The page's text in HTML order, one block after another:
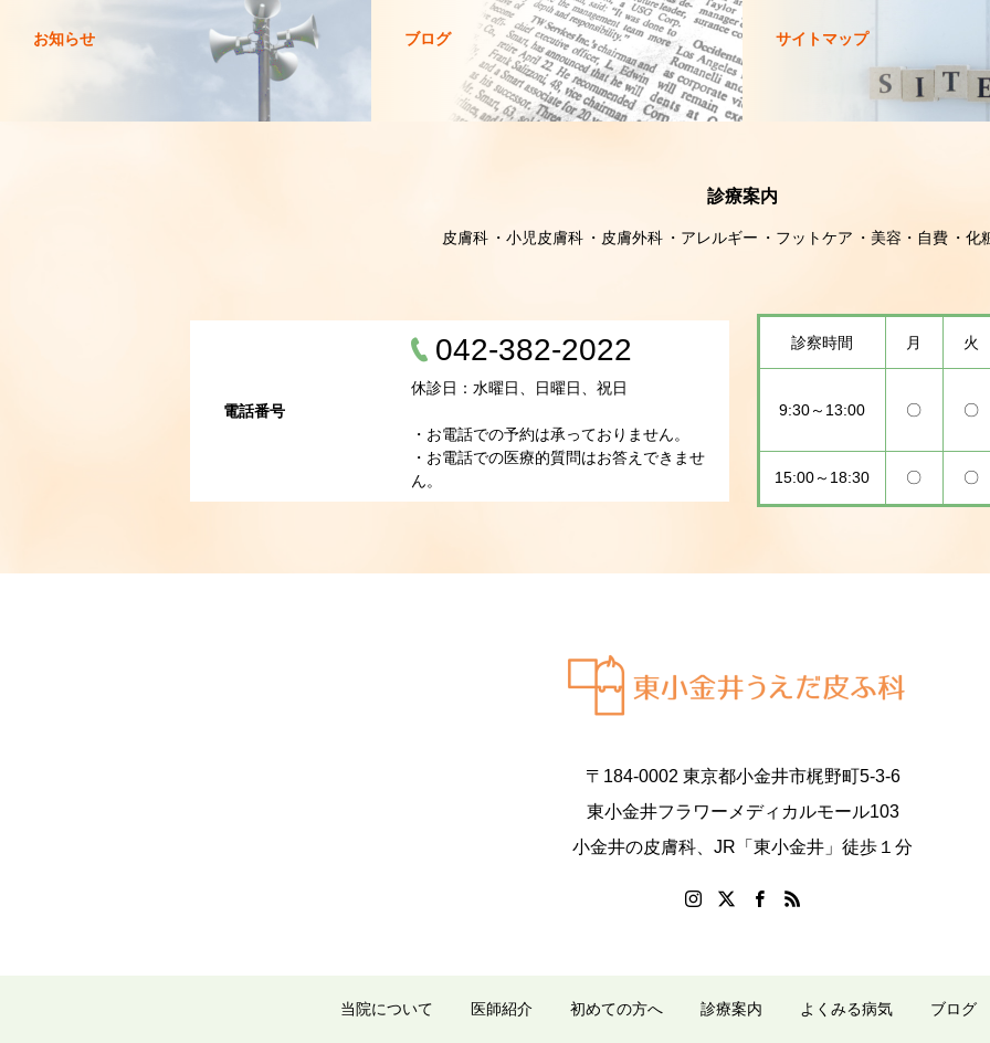
お知らせ ブログ サイトマップ
診療案内
皮膚科 小児皮膚科 皮膚外科 アレルギー フットケア 美容・自費 化
電話番号
042-382-2022
休診日：水曜日、日曜日、祝日
・お電話での予約は承っておりません。
・お電話での医療的質問はお答えできませ
ん。
診察時間 月 火
9:30～13:00 〇 〇
15:00～18:30 〇 〇
〒184-0002 東京都小金井市梶野町5-3-6
東小金井フラワーメディカルモール103
小金井の皮膚科、JR「東小金井」徒歩１分
当院について 医師紹介 初めての方へ 診療案内 よくみる病気 ブログ